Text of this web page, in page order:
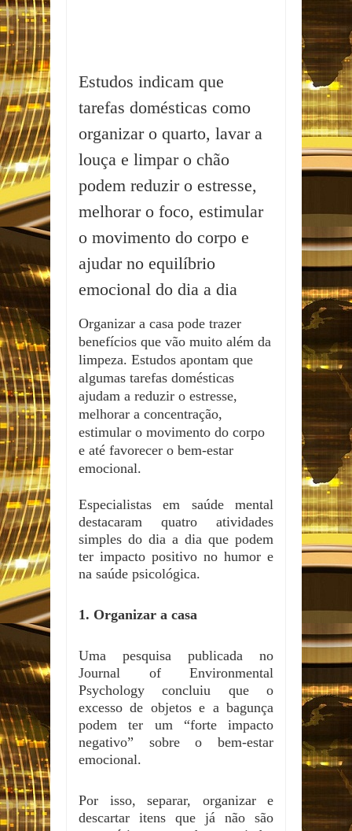
Estudos indicam que
tarefas domésticas como
organizar o quarto, lavar a
louça e limpar o chão
podem reduzir o estresse,
melhorar o foco, estimular
o movimento do corpo e
ajudar no equilíbrio
emocional do dia a dia
Organizar a casa pode trazer
benefícios que vão muito além da
limpeza. Estudos apontam que
algumas tarefas domésticas
ajudam a reduzir o estresse,
melhorar a concentração,
estimular o movimento do corpo
e até favorecer o bem-estar
emocional.
Especialistas em saúde mental
destacaram quatro atividades
simples do dia a dia que podem
ter impacto positivo no humor e
na saúde psicológica.
1. Organizar a casa
Uma pesquisa publicada no
Journal of Environmental
Psychology concluiu que o
excesso de objetos e a bagunça
podem ter um “forte impacto
negativo” sobre o bem-estar
emocional.
Por isso, separar, organizar e
descartar itens que já não são